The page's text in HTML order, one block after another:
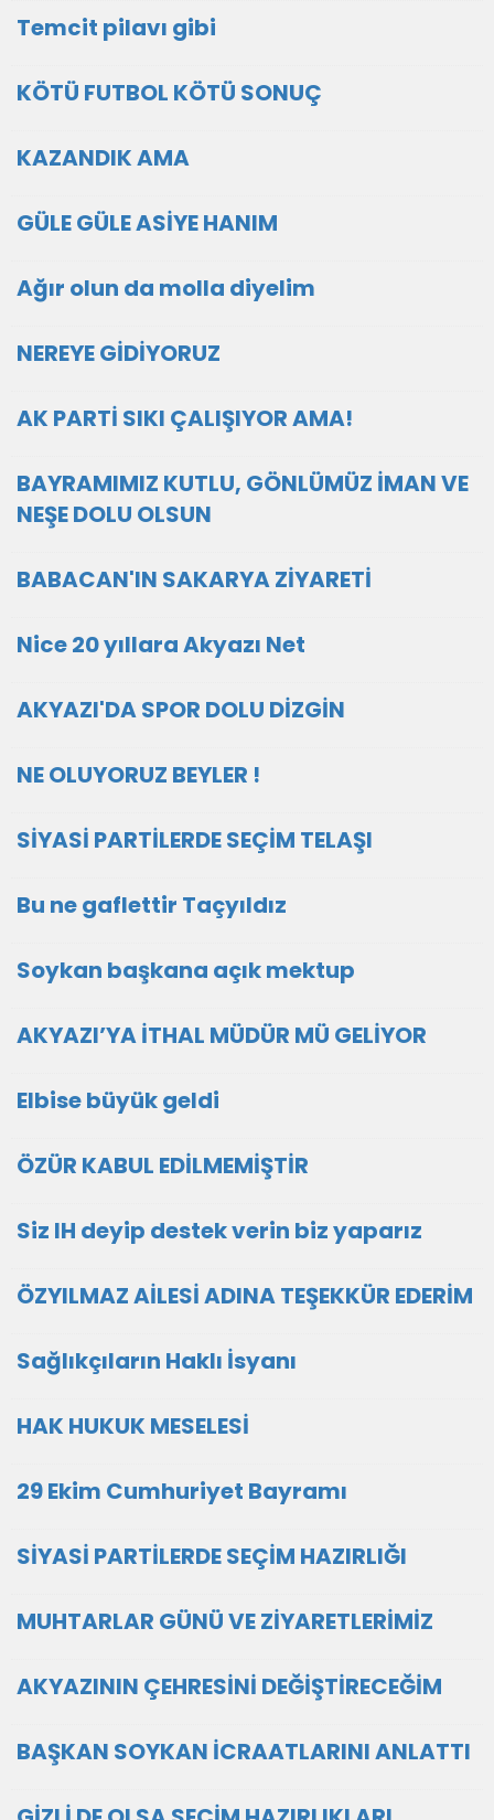
Temcit pilavı gibi
KÖTÜ FUTBOL KÖTÜ SONUÇ
KAZANDIK AMA
GÜLE GÜLE ASİYE HANIM
Ağır olun da molla diyelim
NEREYE GİDİYORUZ
AK PARTİ SIKI ÇALIŞIYOR AMA!
BAYRAMIMIZ KUTLU, GÖNLÜMÜZ İMAN VE
NEŞE DOLU OLSUN
BABACAN'IN SAKARYA ZİYARETİ
Nice 20 yıllara Akyazı Net
AKYAZI'DA SPOR DOLU DİZGİN
NE OLUYORUZ BEYLER !
SİYASİ PARTİLERDE SEÇİM TELAŞI
Bu ne gaflettir Taçyıldız
Soykan başkana açık mektup
AKYAZI’YA İTHAL MÜDÜR MÜ GELİYOR
Elbise büyük geldi
ÖZÜR KABUL EDİLMEMİŞTİR
Siz IH deyip destek verin biz yaparız
ÖZYILMAZ AİLESİ ADINA TEŞEKKÜR EDERİM
Sağlıkçıların Haklı İsyanı
HAK HUKUK MESELESİ
29 Ekim Cumhuriyet Bayramı
SİYASİ PARTİLERDE SEÇİM HAZIRLIĞI
MUHTARLAR GÜNÜ VE ZİYARETLERİMİZ
AKYAZININ ÇEHRESİNİ DEĞİŞTİRECEĞİM
BAŞKAN SOYKAN İCRAATLARINI ANLATTI